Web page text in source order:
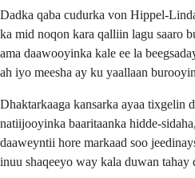
Dadka qaba cudurka von Hippel-
ka mid noqon kara qalliin lagu saaro
ama daawooyinka kale ee la
ah iyo meesha ay ku yaallaan
Dhaktarkaaga kansarka ayaa tixgelin
natiijooyinka baaritaanka hidde-
daaweyntii hore markaad soo
inuu shaqeeyo way kala duwan tahay